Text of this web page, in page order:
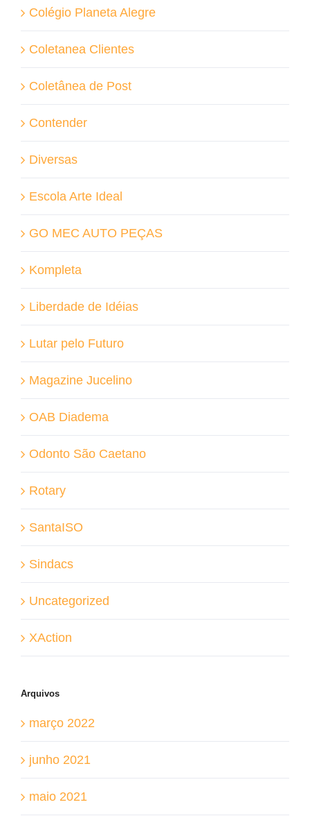
Colégio Planeta Alegre
Coletanea Clientes
Coletânea de Post
Contender
Diversas
Escola Arte Ideal
GO MEC AUTO PEÇAS
Kompleta
Liberdade de Idéias
Lutar pelo Futuro
Magazine Jucelino
OAB Diadema
Odonto São Caetano
Rotary
SantaISO
Sindacs
Uncategorized
XAction
Arquivos
março 2022
junho 2021
maio 2021